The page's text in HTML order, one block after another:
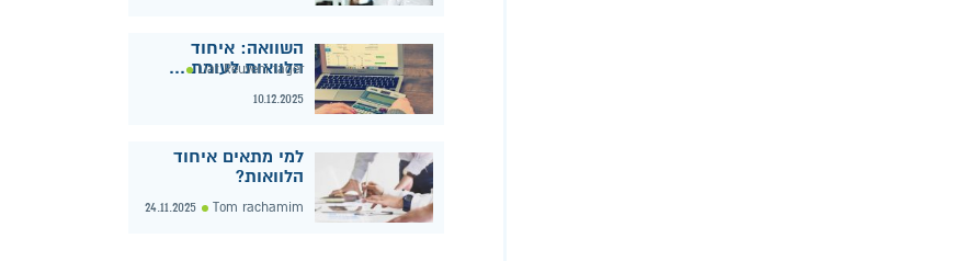
השוואה: איחוד
הלוואות לעומת ...
Liat Reuveni tager
10.12.2025
למי מתאים איחוד
הלוואות?
Tom rachamim
24.11.2025